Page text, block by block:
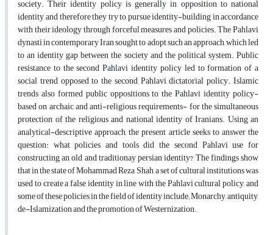
society. Their identity policy is generally in opposition to national
identity, and therefore they try to pursue identity-building in accordance
with their ideology through forceful measures and policies. The Pahlavi
dynasti in contemporary Iran sought to adopt such an approach, which led
to an identity gap between the society and the political system. Public
resistance to the second Pahlavi identity policy led to formation of a
social trend opposed to the second Pahlavi dictatorial policy. Islamic
trends also formed public oppositions to the Pahlavi identity policy-
based on archaic and anti-religious requirements- for the simultaneous
protection of the religious and national identity of Iranians. Using an
analytical-descriptive approach, the present article seeks to answer the
question: what policies and tools did the second Pahlavi use for
constructing an old and traditionay persian identity? The findings show
that in the state of Mohammad Reza Shah, a set of cultural institutions was
used to create a false identity in line with the Pahlavi cultural policy, and
some of these policies in the field of identity include; Monarchy, antiquity,
de-Islamization and the promotion of Westernization.